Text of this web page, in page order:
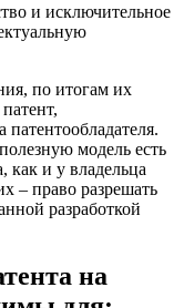
и исключительное
по итогам их
модель есть
как и у владельца
– право разрешать
разработкой
на